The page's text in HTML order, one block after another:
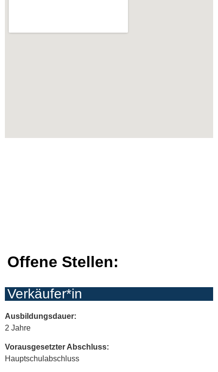
Offene Stellen:
Verkäufer*in
Ausbildungsdauer:
2 Jahre
Vorausgesetzter Abschluss:
Hauptschulabschluss